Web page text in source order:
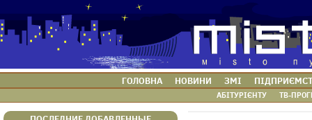
ГОЛОВНА НОВИНИ ЗМІ
АБІТУРІЄНТУ ТВ-